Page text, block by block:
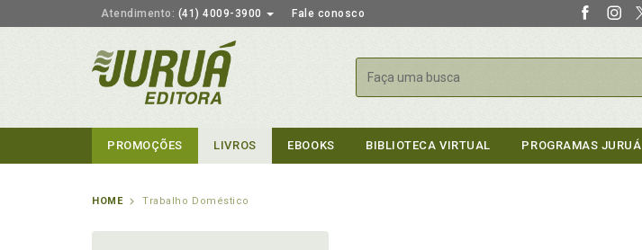
Atendimento: (41) 4009-3900 Fale conosco
Buscar
PROMOÇÕES LIVROS EBOOKS BIBLIOTECA VIRTUAL PROGRAMAS JURUÁ
HOME Trabalho Doméstico